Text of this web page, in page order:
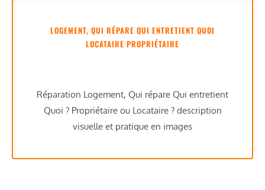
LOGEMENT, QUI RÉPARE QUI ENTRETIENT QUOI
LOCATAIRE PROPRIÉTAIRE
Réparation Logement, Qui répare Qui entretient
Quoi ? Propriétaire ou Locataire ? description
visuelle et pratique en images